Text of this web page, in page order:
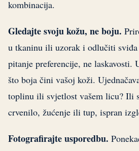
kombinacija.
Gledajte svoju kožu, ne boju.
u tkaninu ili uzorak i odlučiti
pitanje preferencije, ne laskavosti.
što boja čini vašoj koži.
toplinu ili svjetlost vašem licu? Ili
crvenilo, žućenje ili tup, ispran
Fotografirajte usporedbu.